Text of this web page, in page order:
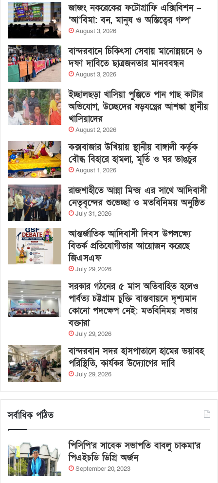
জাজং নকরেকের ফটোগ্রাফি এক্সিবিশন –
‘আ’বিমা: বন, মানুষ ও অস্তিত্বের গল্প’
August 3, 2026
বান্দরবানে চিকিৎসা সেবায় মানোন্নয়নে ৬
দফা দাবিতে ছাত্রজনতার মানববন্ধন
August 3, 2026
ইচ্ছালছড়া খাসিয়া পুঞ্জিতে পান গাছ কাটার
অভিযোগ, উচ্ছেদের ষড়যন্ত্রের আশঙ্কা স্থানীয়
খাসিয়াদের
August 2, 2026
কক্সবাজার উখিয়ায় স্থানীয় বাঙ্গালী কর্তৃক
বৌদ্ধ বিহারে হামলা, মূর্তি ও ঘর ভাঙচুর
August 1, 2026
রাজশাহীতে আন্না মিন্জ এর সাথে আদিবাসী
নেতৃবৃন্দের শুভেচ্ছা ও মতবিনিময় অনুষ্ঠিত
July 31, 2026
আন্তর্জাতিক আদিবাসী দিবস উপলক্ষ্যে
বিতর্ক প্রতিযোগীতার আয়োজন করেছে
জিএসএফ
July 29, 2026
সরকার গঠনের ৫ মাস অতিবাহিত হলেও
পার্বত্য চট্টগ্রাম চুক্তি বাস্তবায়নে দৃশ্যমান
কোনো পদক্ষেপ নেই: মতবিনিময় সভায়
বক্তারা
July 29, 2026
বান্দরবান সদর হাসপাতালে হামের ভয়াবহ
পরিস্থিতি, কার্যকর উদ্যোগের দাবি
July 29, 2026
সর্বাধিক পঠিত
পিসিপি’র সাবেক সভাপতি বাবলু চাকমা’র
পিএইচডি ডিগ্রি অর্জন
September 20, 2023